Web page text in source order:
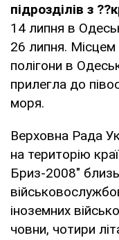
підрозділів з
14 липня в
26 липня. Місцем
полігони в
прилегла до
моря.
Верховна Рада
на територію
Бриз-2008"
іноземних
човни, чотири